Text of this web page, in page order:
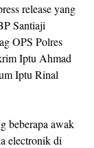
release yang
Santiaji
OPS Polres
Iptu Ahmad
Iptu Rinal
beberapa awak
electronik di